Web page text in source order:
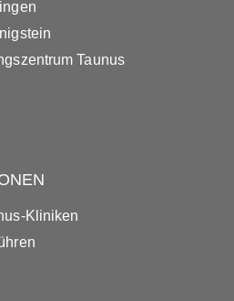
Taunus
Kliniken